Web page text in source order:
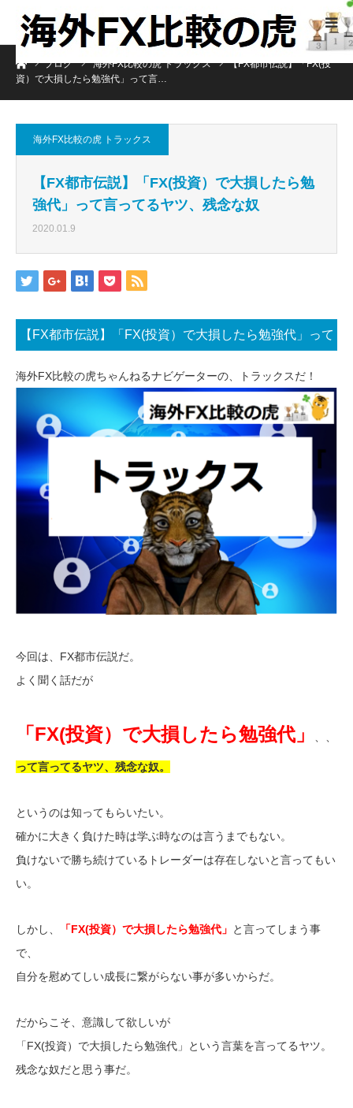
ホームブログ 海外FX比較の虎 トラックス
【FX都市伝説】「FX(投
資）で大損したら勉強代」って言…
海外FX比較の虎 トラックス
【FX都市伝説】「FX(投資）で大損したら勉
強代」って言ってるヤツ、残念な奴
2020.01.9
【FX都市伝説】「FX(投資）で大損したら勉強代」って
海外FX比較の虎ちゃんねるナビゲーターの、トラックスだ！
今回は、FX都市伝説だ。
よく聞く話だが
「FX(投資）で大損したら勉強代」 、、
って言ってるヤツ、残念な奴。
というのは知ってもらいたい。
確かに大きく負けた時は学ぶ時なのは言うまでもない。
負けないで勝ち続けているトレーダーは存在しないと言ってもい
い。
しかし、 「FX(投資）で大損したら勉強代」 と言ってしまう事
で、
自分を慰めてしい成長に繋がらない事が多いからだ。
だからこそ、意識して欲しいが
「FX(投資）で大損したら勉強代」という言葉を言ってるヤツ。
残念な奴だと思う事だ。